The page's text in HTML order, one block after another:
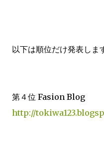
以下は順位だけ発表しま
第４位 Fasion Blog
http://